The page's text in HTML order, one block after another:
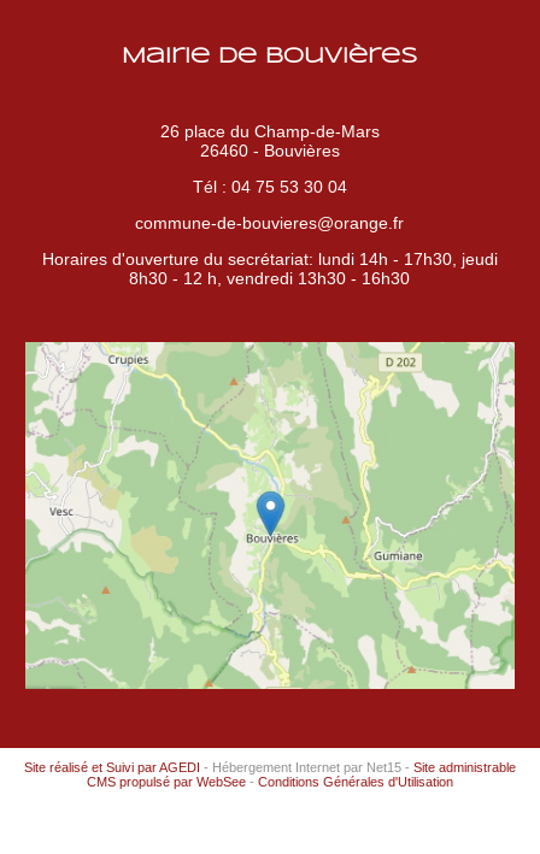
Mairie de Bouvières
26 place du Champ-de-Mars
26460 - Bouvières
Tél : 04 75 53 30 04
commune-de-bouvieres@orange.fr
Horaires d'ouverture du secrétariat: lundi 14h - 17h30, jeudi
8h30 - 12 h, vendredi 13h30 - 16h30
Site réalisé et Suivi par AGEDI - Hébergement Internet par Net15 - Site administrable
CMS propulsé par WebSee - Conditions Générales d'Utilisation